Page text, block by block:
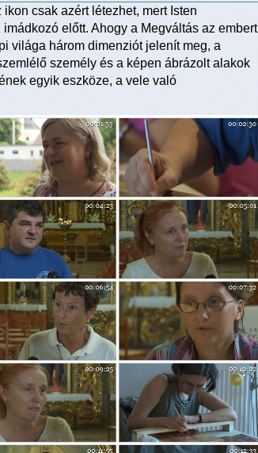
csak azért létezhet, mert Isten
előtt. Ahogy a Megváltás az embert
világa három dimenziót jelenít meg, a
személy és a képen ábrázolt alakok
egyik eszköze, a vele való